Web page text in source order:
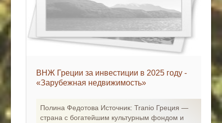
ВНЖ Греции за инвестиции в 2025 году -
«Зарубежная недвижимость»
Полина Федотова Источник: Tranio Греция —
страна с богатейшим культурным фондом и